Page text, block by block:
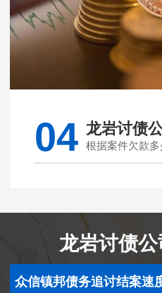
04 龙岩讨债
根据案件欠款
龙岩讨债
众信镇邦债务追讨结案速